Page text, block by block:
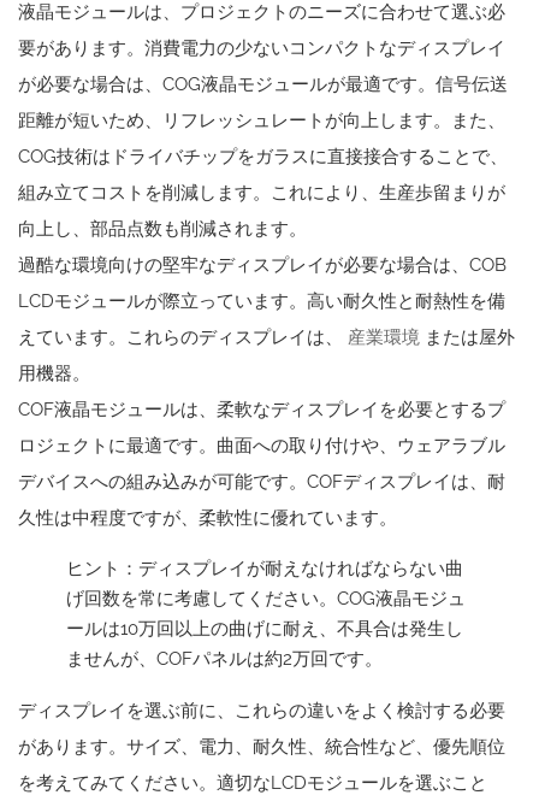
液晶モジュールは、プロジェクトのニーズに合わせて選ぶ必
要があります。消費電力の少ないコンパクトなディスプレイ
が必要な場合は、COG液晶モジュールが最適です。信号伝送
距離が短いため、リフレッシュレートが向上します。また、
COG技術はドライバチップをガラスに直接接合することで、
組み立てコストを削減します。これにより、生産歩留まりが
向上し、部品点数も削減されます。
過酷な環境向けの堅牢なディスプレイが必要な場合は、COB
LCDモジュールが際立っています。高い耐久性と耐熱性を備
えています。これらのディスプレイは、 産業環境 または屋外
用機器。
COF液晶モジュールは、柔軟なディスプレイを必要とするプ
ロジェクトに最適です。曲面への取り付けや、ウェアラブル
デバイスへの組み込みが可能です。COFディスプレイは、耐
久性は中程度ですが、柔軟性に優れています。
ヒント：ディスプレイが耐えなければならない曲
げ回数を常に考慮してください。COG液晶モジュ
ールは10万回以上の曲げに耐え、不具合は発生し
ませんが、COFパネルは約2万回です。
ディスプレイを選ぶ前に、これらの違いをよく検討する必要
があります。サイズ、電力、耐久性、統合性など、優先順位
を考えてみてください。適切なLCDモジュールを選ぶこと